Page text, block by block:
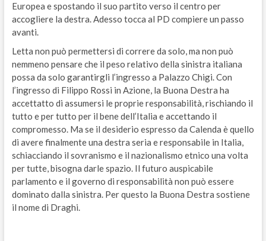
Europea e spostando il suo partito verso il centro per
accogliere la destra. Adesso tocca al PD compiere un passo
avanti.
Letta non può permettersi di correre da solo, ma non può
nemmeno pensare che il peso relativo della sinistra italiana
possa da solo garantirgli l’ingresso a Palazzo Chigi. Con
l’ingresso di Filippo Rossi in Azione, la Buona Destra ha
accettatto di assumersi le proprie responsabilità, rischiando il
tutto e per tutto per il bene dell’Italia e accettando il
compromesso. Ma se il desiderio espresso da Calenda è quello
di avere finalmente una destra seria e responsabile in Italia,
schiacciando il sovranismo e il nazionalismo etnico una volta
per tutte, bisogna darle spazio. Il futuro auspicabile
parlamento e il governo di responsabilità non può essere
dominato dalla sinistra. Per questo la Buona Destra sostiene
il nome di Draghi.